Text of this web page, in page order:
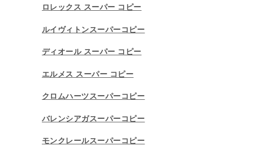
ロレックス スーパー コピー
ルイヴィトンスーパーコピー
ディオール スーパー コピー
エルメス スーパー コピー
クロムハーツスーパーコピー
バレンシアガスーパーコピー
モンクレールスーパーコピー